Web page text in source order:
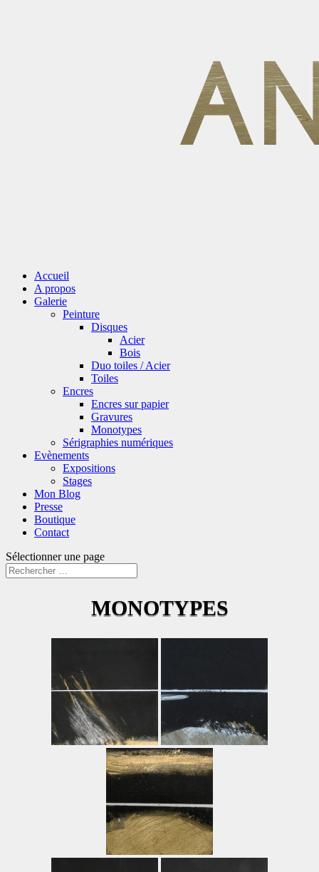
Accueil
A propos
Galerie
Peinture
Disques
Acier
Bois
Duo toiles / Acier
Toiles
Encres
Encres sur papier
Gravures
Monotypes
Sérigraphies numériques
Evènements
Expositions
Stages
Mon Blog
Presse
Boutique
Contact
Sélectionner une page
MONOTYPES